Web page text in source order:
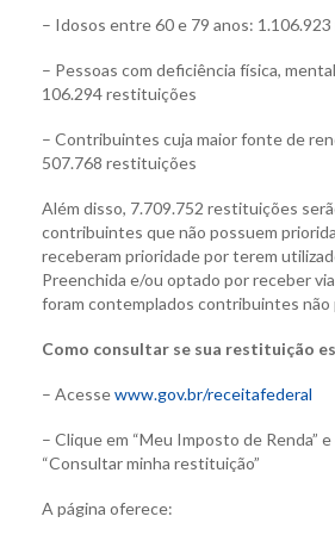
– Idosos entre 60 e 79 anos:
– Pessoas com deficiência física,
106.294 restituições
– Contribuintes cuja maior fonte de
507.768 restituições
Além disso, 7.709.752 restituições
contribuintes que não possuem
receberam prioridade por terem
Preenchida e/ou optado por receber
foram contemplados contribuintes não
Como consultar se sua restituição
– Acessewww.gov.br/receitafederal
– Clique em “Meu Imposto de Renda”
“Consultar minha restituição”
A página oferece: